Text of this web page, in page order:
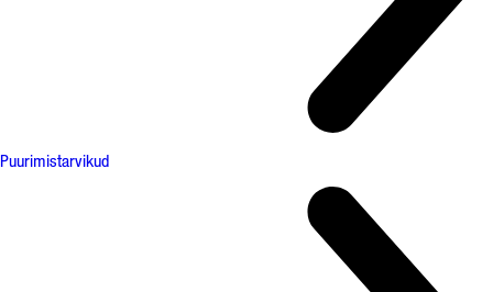
Puurimistarvikud